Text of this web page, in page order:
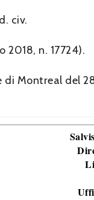
civ.
2018, n. 17724).
di Montreal del